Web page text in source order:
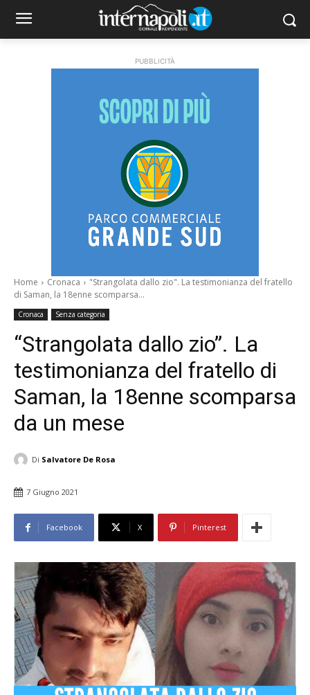
PUBBLICITÀ
Home Cronaca
"Strangolata dallo zio". La testimonianza del fratello
di Saman, la 18enne scomparsa...
Cronaca Senza categoria
“Strangolata dallo zio”. La
testimonianza del fratello di
Saman, la 18enne scomparsa
da un mese
Di Salvatore De Rosa
7 Giugno 2021
Facebook X Pinterest